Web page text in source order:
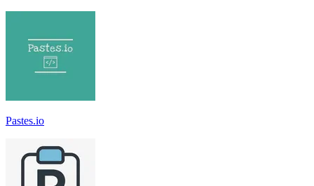
Pastes.io